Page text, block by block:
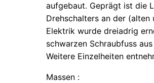
aufgebaut. Geprägt ist die
Drehschalters an der
Elektrik wurde dreiadrig
schwarzen Schraubfuss
Weitere Einzelheiten
Massen :